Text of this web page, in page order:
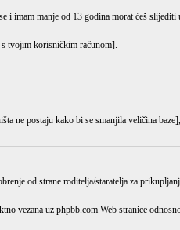
i imam manje od 13 godina morat ćeš slijediti
tvojim korisničkim računom].
ne postaju kako bi se smanjila veličina
od strane roditelja/staratelja za
vezana uz phpbb.com Web stranice